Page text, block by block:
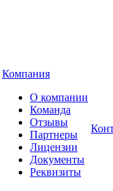
Компания
О компании
Команда
Отзывы
Партнеры
Лицензии
Документы
Реквизиты